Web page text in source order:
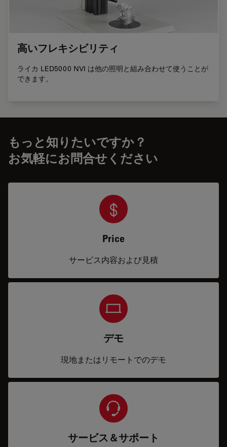
高いフレキシビリティ
ライカ LED5000 NVI は他の照明と組み合わせて使うことが
できます。
もっと知りたいですか？
お気軽にお問合せください
Price
サービス内容および見積
デモ
現地またはリモートでのデモ
サービス＆サポート